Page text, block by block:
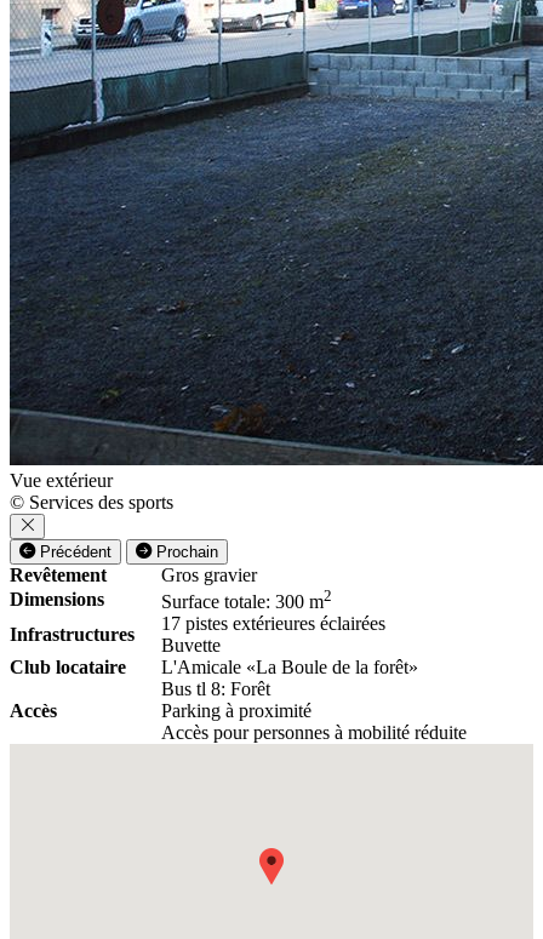
Vue extérieur
© Services des sports
Précédent Prochain
Revêtement
Gros gravier
Dimensions
Surface totale: 300 m2
Infrastructures
17 pistes extérieures éclairées
Buvette
Club locataire
L'Amicale «La Boule de la forêt»
Accès
Bus tl 8: Forêt
Parking à proximité
Accès pour personnes à mobilité réduite